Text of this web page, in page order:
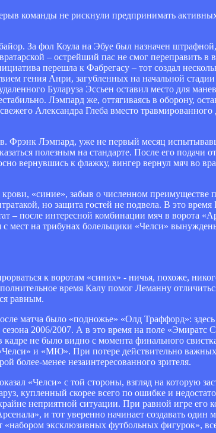
команды не рискнули предпринимать
За фол Коула на Эбуе был назначен
– острейший пас не смог переправить в
перешла к Фабрегасу – тот создал
гения Анри, загубленных на начальной
Буларуза Эссьен оставил место для
Лэмпард же, оттягиваясь в оборону,
Александра Глеба вместо
Фрэнк Лэмпард, уже не первый месяц
полезным на стандарте. После его подачи
вернувшись к флажку, вингер вернул мяч во
«синие», забыв о численном преимуществе
но защита гостей не подвела. В это
– после интересной комбинации мяч в ворота
мест на трибунах болельщики «Челси»
к воротам «синих» - ничья, похоже,
время Калу помог Леманну
равным.
матча было «подножье» «Олд Траффорд»:
2006/2007. А в это время на поле «Эмиратс
не было видно с момента финального
и «МЮ». При потере действительно
более-менее незаинтересованного зрителя.
«Челси» с той стороны, взгляд на которую
купленный скорее всего по ошибке и
неприятной ситуации. При равной игре его
и тот уверенно начинает создавать один
эксклюзивных футбольных фигурок»,